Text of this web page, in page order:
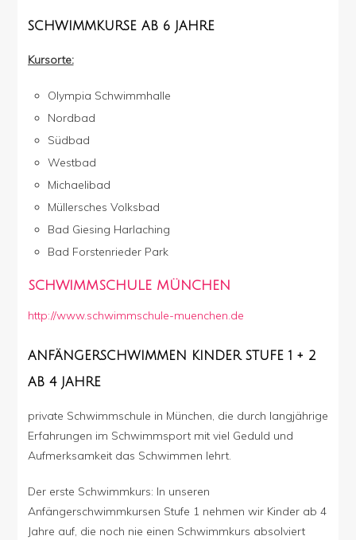
SCHWIMMKURSE AB 6 JAHRE
Kursorte:
Olympia Schwimmhalle
Nordbad
Südbad
Westbad
Michaelibad
Müllersches Volksbad
Bad Giesing Harlaching
Bad Forstenrieder Park
SCHWIMMSCHULE MÜNCHEN
http://www.schwimmschule-muenchen.de
ANFÄNGERSCHWIMMEN KINDER STUFE 1 + 2
AB 4 JAHRE
private Schwimmschule in München, die durch langjährige
Erfahrungen im Schwimmsport mit viel Geduld und
Aufmerksamkeit das Schwimmen lehrt.
Der erste Schwimmkurs: In unseren
Anfängerschwimmkursen Stufe 1 nehmen wir Kinder ab 4
Jahre auf, die noch nie einen Schwimmkurs absolviert